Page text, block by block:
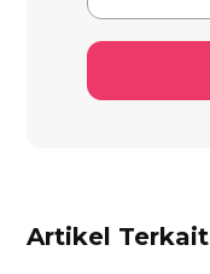
Artikel Terkait